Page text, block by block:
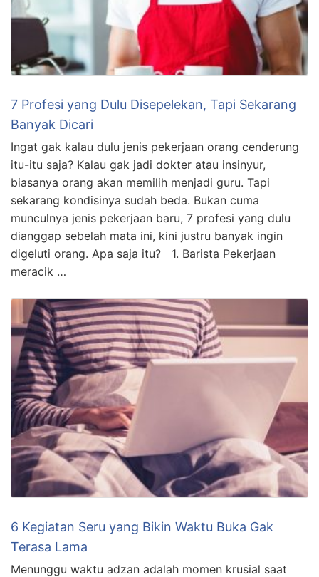
7 Profesi yang Dulu Disepelekan, Tapi Sekarang
Banyak Dicari
Ingat gak kalau dulu jenis pekerjaan orang cenderung
itu-itu saja? Kalau gak jadi dokter atau insinyur,
biasanya orang akan memilih menjadi guru. Tapi
sekarang kondisinya sudah beda. Bukan cuma
munculnya jenis pekerjaan baru, 7 profesi yang dulu
dianggap sebelah mata ini, kini justru banyak ingin
digeluti orang. Apa saja itu? 1. Barista Pekerjaan
meracik …
6 Kegiatan Seru yang Bikin Waktu Buka Gak
Terasa Lama
Menunggu waktu adzan adalah momen krusial saat